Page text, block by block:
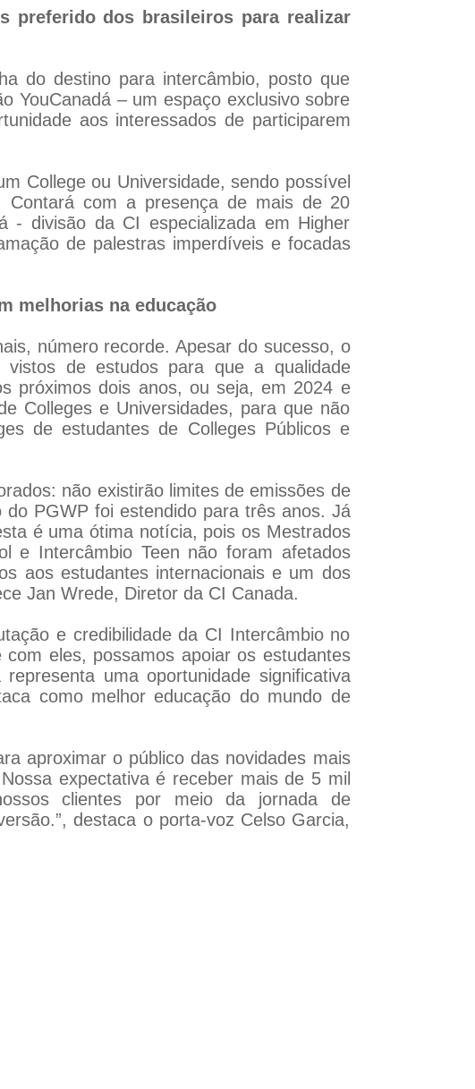
preferido dos brasileiros para realizar
do destino para intercâmbio, posto que
YouCanadá – um espaço exclusivo sobre
aos interessados de participarem
College ou Universidade, sendo possível
Contará com a presença de mais de 20
- divisão da CI especializada em Higher
de palestras imperdíveis e focadas
melhorias na educação
número recorde. Apesar do sucesso, o
vistos de estudos para que a qualidade
próximos dois anos, ou seja, em 2024 e
Colleges e Universidades, para que não
de estudantes de Colleges Públicos e
não existirão limites de emissões de
PGWP foi estendido para três anos. Já
é uma ótima notícia, pois os Mestrados
e Intercâmbio Teen não foram afetados
aos estudantes internacionais e um dos
Jan Wrede, Diretor da CI Canada.
e credibilidade da CI Intercâmbio no
eles, possamos apoiar os estudantes
uma oportunidade significativa
como melhor educação do mundo de
aproximar o público das novidades mais
expectativa é receber mais de 5 mil
clientes por meio da jornada de
destaca o porta-voz Celso Garcia,